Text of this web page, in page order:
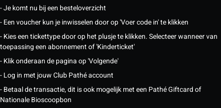
- Je komt nu bij een besteloverzicht
- Een voucher kun je inwisselen door op 'Voer code in' te klikken
- Kies een tickettype door op het plusje te klikken. Selecteer wanneer van
toepassing een abonnement of 'Kinderticket'
- Klik onderaan de pagina op 'Volgende'
- Log in met jouw Club Pathé account
- Betaal de transactie, dit is ook mogelijk met een Pathé Giftcard of
Nationale Bioscoopbon